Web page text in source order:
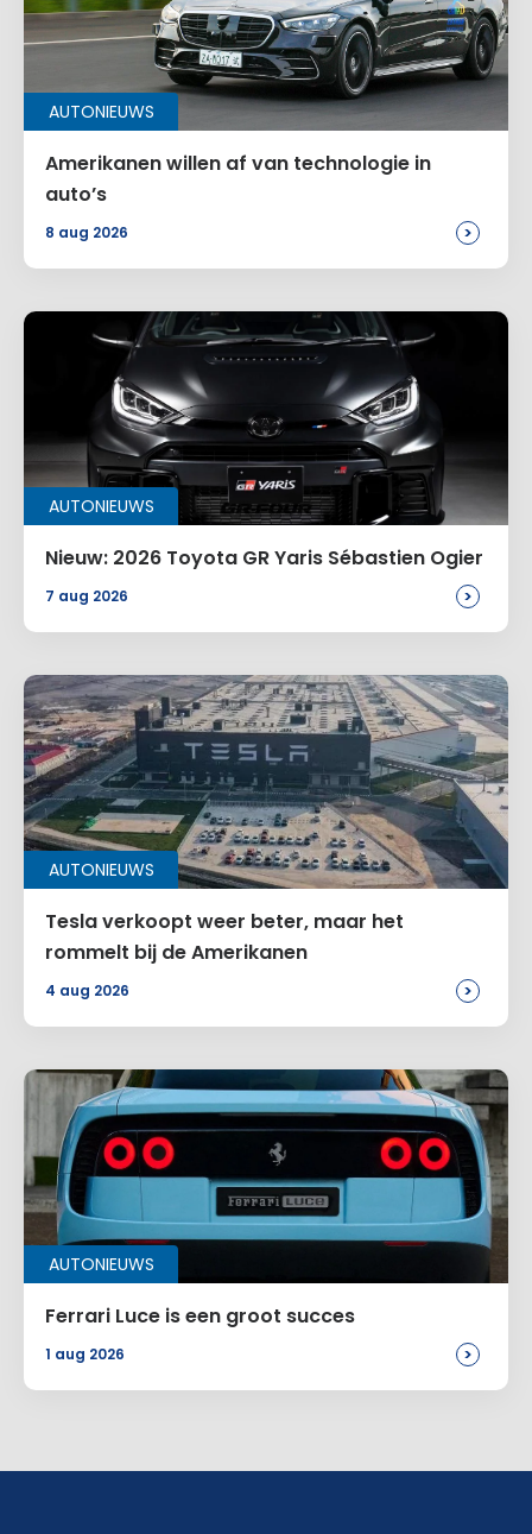
AUTONIEUWS
Amerikanen willen af van technologie in
auto’s
8 aug 2026 >
AUTONIEUWS
Nieuw: 2026 Toyota GR Yaris Sébastien Ogier
7 aug 2026 >
AUTONIEUWS
Tesla verkoopt weer beter, maar het
rommelt bij de Amerikanen
4 aug 2026 >
AUTONIEUWS
Ferrari Luce is een groot succes
1 aug 2026 >